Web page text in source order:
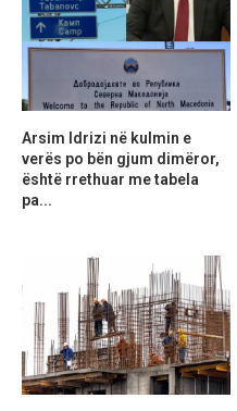
Arsim Idrizi në kulmin e
verës po bën gjum dimëror,
është rrethuar me tabela
pa...